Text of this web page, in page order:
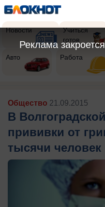
Новости
Учиться
готов
Авто Работа
Общество 21.09.2015
В
прививки от
тысячи человек
Реклама